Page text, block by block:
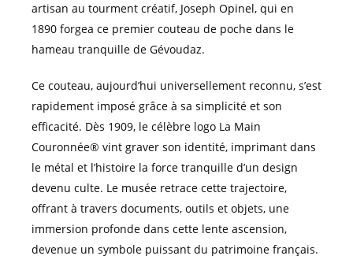
artisan au tourment créatif, Joseph Opinel, qui en
1890 forgea ce premier couteau de poche dans le
hameau tranquille de Gévoudaz.
Ce couteau, aujourd’hui universellement reconnu, s’est
rapidement imposé grâce à sa simplicité et son
efficacité. Dès 1909, le célèbre logo La Main
Couronnée® vint graver son identité, imprimant dans
le métal et l’histoire la force tranquille d’un design
devenu culte. Le musée retrace cette trajectoire,
offrant à travers documents, outils et objets, une
immersion profonde dans cette lente ascension,
devenue un symbole puissant du patrimoine français.